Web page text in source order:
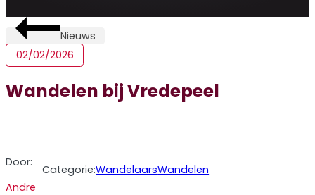
Nieuws
02/02/2026
Wandelen bij Vredepeel
Door:
Andre
Categorie:WandelaarsWandelen